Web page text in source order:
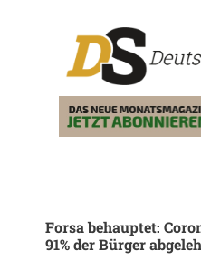
Forsa behauptet:
91% der Bürger